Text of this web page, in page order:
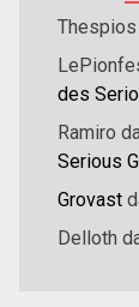
Thespios
des
Ramiro
Serious
Grovast
Delloth